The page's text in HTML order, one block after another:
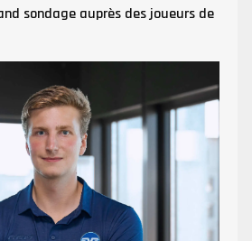
sondage auprès des joueurs de